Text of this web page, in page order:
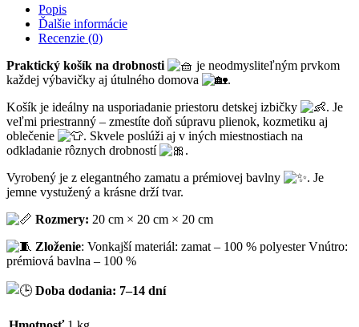
Popis
Ďalšie informácie
Recenzie (0)
Praktický košík na drobnosti
je neodmysliteľným prvkom
každej výbavičky aj útulného domova
.
Košík je ideálny na usporiadanie priestoru detskej izbičky
. Je
veľmi priestranný – zmestíte doň súpravu plienok, kozmetiku aj
oblečenie
. Skvele poslúži aj v iných miestnostiach na
odkladanie rôznych drobností
.
Vyrobený je z elegantného zamatu a prémiovej bavlny
. Je
jemne vystužený a krásne drží tvar.
Rozmery: 20 cm × 20 cm × 20 cm
Zloženie: Vonkajší materiál: zamat – 100 % polyester Vnútro:
prémiová bavlna – 100 %
Doba dodania: 7–14 dní